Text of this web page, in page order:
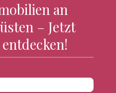
an
– Jetzt